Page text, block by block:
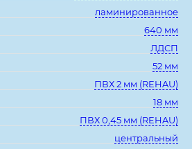
ламинированное
640 мм
ЛДСП
52 мм
ПВХ 2 мм (REHAU)
18 мм
ПВХ 0,45 мм (REHAU)
центральный